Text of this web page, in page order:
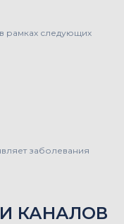
рамках следующих
заболевания
КАНАЛОВ